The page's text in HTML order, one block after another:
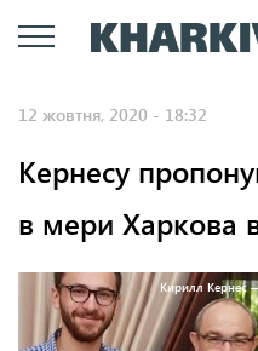
12 жовтня, 2020 - 18:32
Кернесу
в мери Харкова
Кирилл Кернес